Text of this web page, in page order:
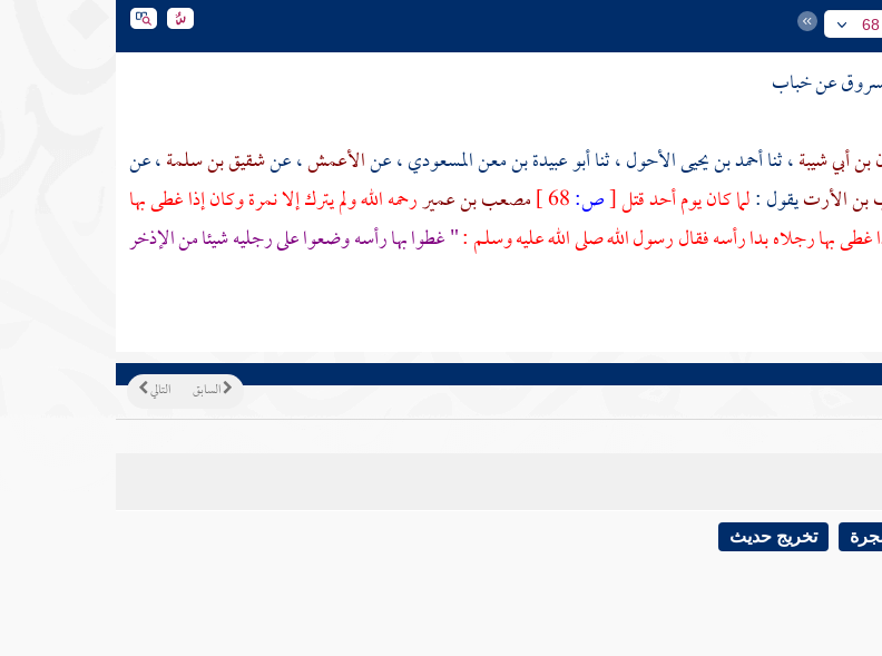
68
عنخباب
أبي شيبة، ثناأحمد بن يحيى الأحول، ثناأبو عبيدة بن معن المسعودي، عنالأعمش، عنشقيق بن سلمة، عن
بن الأرتيقول :لما كان يومأحدقتل[ص: مصعب بن عميررحمه الله ولم يترك إلا نمرة وكان إذا غطى بها
بها رجلاه بدا رأسه فقال رسول الله صلى الله عليه وسلم :" غطوا بها رأسه وضعوا على رجليه شيئا من الإذخر
التالي السابق
تخريج حديث